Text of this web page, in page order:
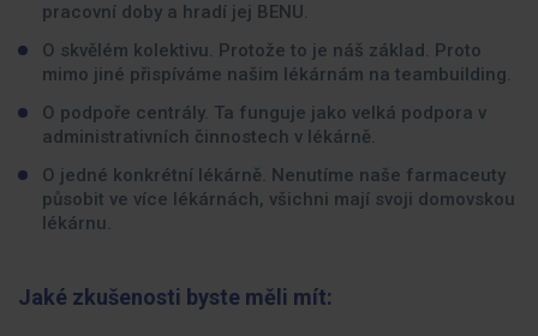
pracovní doby a hradí jej BENU.
O skvělém kolektivu. Protože to je náš základ. Proto
mimo jiné přispíváme našim lékárnám na teambuilding.
O podpoře centrály. Ta funguje jako velká podpora v
administrativních činnostech v lékárně.
O jedné konkrétní lékárně. Nenutíme naše farmaceuty
působit ve více lékárnách, všichni mají svoji domovskou
lékárnu.
Jaké zkušenosti byste měli mít: